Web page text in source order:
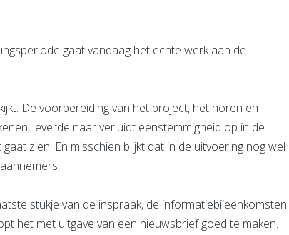
gaat vandaag het echte werk aan de
De voorbereiding van het project, het horen en
leverde naar verluidt eenstemmigheid op in de
zien. En misschien blijkt dat in de uitvoering nog wel
stukje van de inspraak, de informatiebijeenkomsten
het met uitgave van een nieuwsbrief goed te maken.